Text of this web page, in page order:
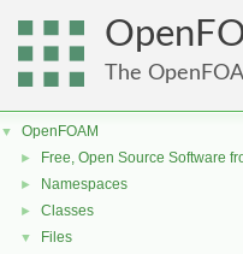
The
▼ OpenFOAM
► Free, Open Source Software
► Namespaces
► Classes
▼ Files